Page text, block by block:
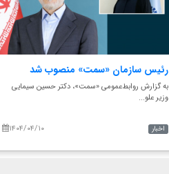
رئیس سازمان «سمت» منصوب شد
به گزارش روابط‌عمومی «سمت»، دکتر حسین سیمایی
وزیر علو...
۱۴۰۴/۰۴/۱۰ اخبار